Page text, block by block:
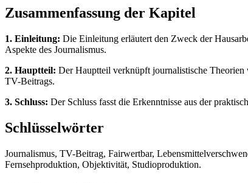
Zusammenfassung der Kapitel
1. Einleitung: Die Einleitung erläutert den Zweck der
Aspekte des Journalismus.
2. Hauptteil: Der Hauptteil verknüpft journalistische
TV-Beitrags.
3. Schluss: Der Schluss fasst die Erkenntnisse aus der
Schlüsselwörter
Journalismus, TV-Beitrag, Fairwertbar,
Fernsehproduktion, Objektivität, Studioproduktion.